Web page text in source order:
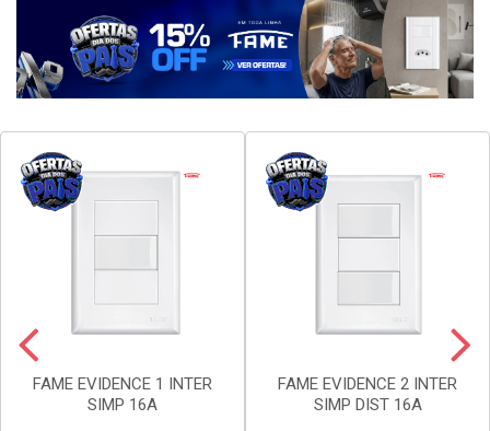
FAME EVIDENCE 1 INTER
SIMP 16A
FAME EVIDENCE 2 INTER
SIMP DIST 16A